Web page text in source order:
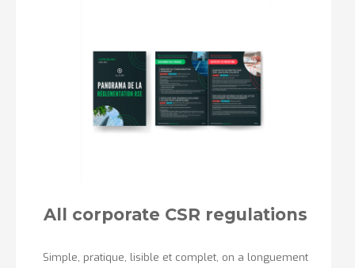
All corporate CSR regulations
Simple, pratique, lisible et complet, on a longuement